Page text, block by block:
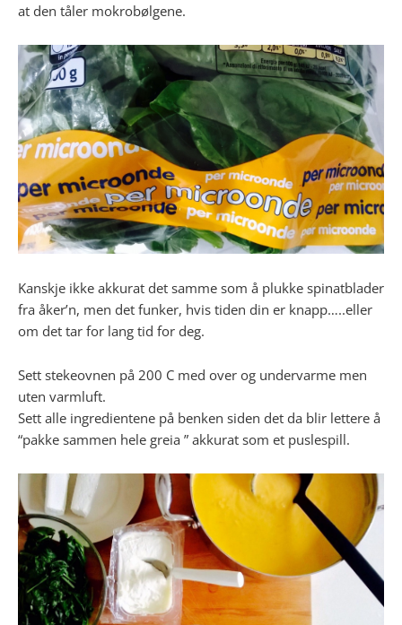
at den tåler mokrobølgene.
Kanskje ikke akkurat det samme som å plukke spinatblader
fra åker’n, men det funker, hvis tiden din er knapp…..eller
om det tar for lang tid for deg.
Sett stekeovnen på 200 C med over og undervarme men
uten varmluft.
Sett alle ingredientene på benken siden det da blir lettere å
“pakke sammen hele greia ” akkurat som et puslespill.